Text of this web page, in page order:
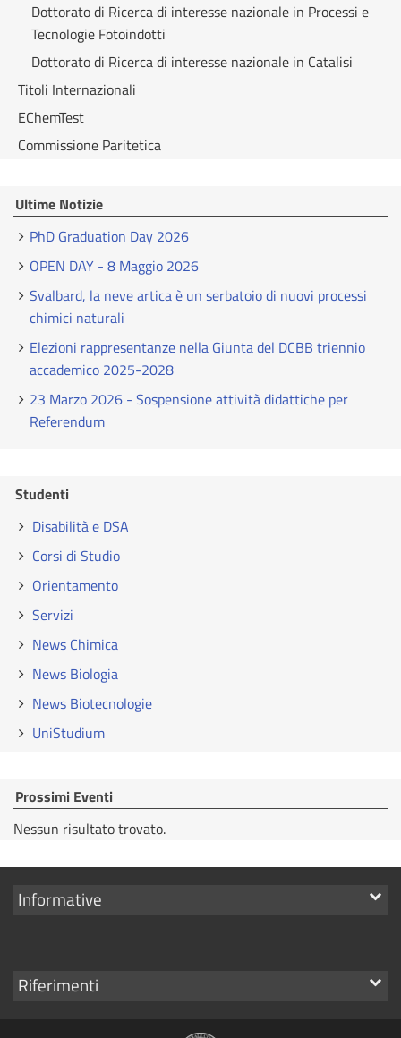
Dottorato di Ricerca di interesse nazionale in Processi e
Tecnologie Fotoindotti
Dottorato di Ricerca di interesse nazionale in Catalisi
Titoli Internazionali
EChemTest
Commissione Paritetica
Ultime Notizie
PhD Graduation Day 2026
OPEN DAY - 8 Maggio 2026
Svalbard, la neve artica è un serbatoio di nuovi processi
chimici naturali
Elezioni rappresentanze nella Giunta del DCBB triennio
accademico 2025-2028
23 Marzo 2026 - Sospensione attività didattiche per
Referendum
Studenti
Disabilità e DSA
Corsi di Studio
Orientamento
Servizi
News Chimica
News Biologia
News Biotecnologie
UniStudium
Prossimi Eventi
Nessun risultato trovato.
Mostra
Informative
Mostra
Riferimenti